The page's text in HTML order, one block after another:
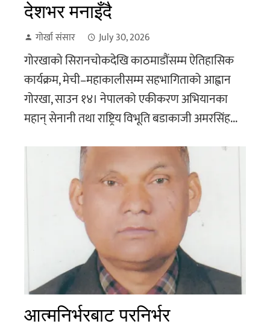
देशभर मनाइँदै
गोर्खा संसार July 30, 2026
गोरखाको सिरानचोकदेखि काठमाडौंसम्म ऐतिहासिक
कार्यक्रम, मेची–महाकालीसम्म सहभागिताको आह्वान
गोरखा, साउन १४। नेपालको एकीकरण अभियानका
महान् सेनानी तथा राष्ट्रिय विभूति बडाकाजी अमरसिंह...
आत्मनिर्भरबाट परनिर्भर